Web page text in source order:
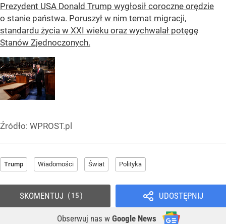
Prezydent USA Donald Trump wygłosił coroczne orędzie
o stanie państwa. Poruszył w nim temat migracji,
standardu życia w XXI wieku oraz wychwalał potęgę
Stanów Zjednoczonych.
Źródło: WPROST.pl
Trump Wiadomości Świat Polityka
UDOSTĘPNIJ
Obserwuj nas w Google News
SKOMENTUJ 15